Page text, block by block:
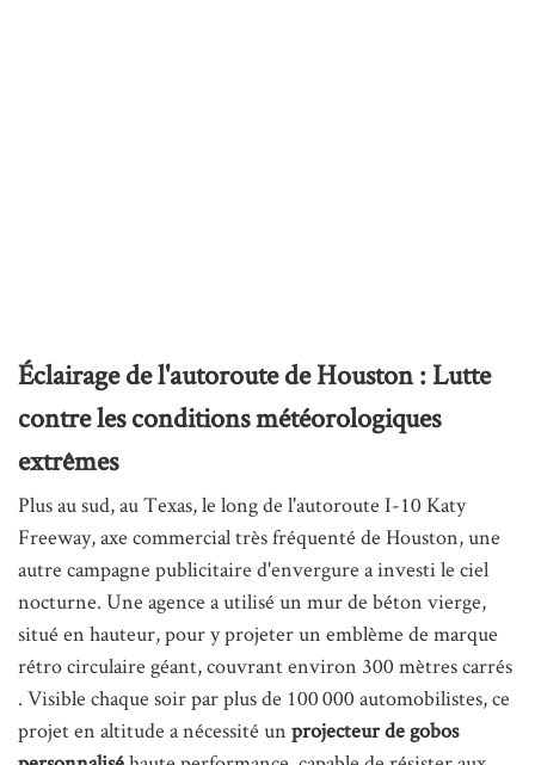
Éclairage de l'autoroute de Houston : Lutte
contre les conditions météorologiques
extrêmes
Plus au sud, au Texas, le long de l'autoroute I-10 Katy
Freeway, axe commercial très fréquenté de Houston, une
autre campagne publicitaire d'envergure a investi le ciel
nocturne. Une agence a utilisé un mur de béton vierge,
situé en hauteur, pour y projeter un emblème de marque
rétro circulaire géant, couvrant environ 300 mètres carrés
. Visible chaque soir par plus de 100 000 automobilistes, ce
projet en altitude a nécessité un projecteur de gobos